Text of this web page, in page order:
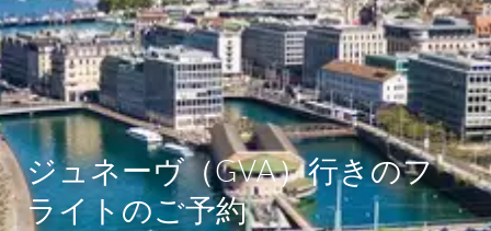
ジュネーヴ（GVA）行きのフ
ライトのご予約